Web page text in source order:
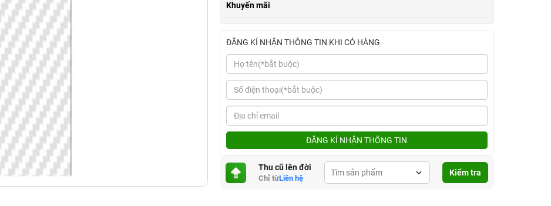
Khuyến mãi
ĐĂNG KÍ NHẬN THÔNG TIN KHI CÓ HÀNG
ĐĂNG KÍ NHẬN THÔNG TIN
Thu cũ lên đời
Chỉ từLiên hệ
Kiểm tra